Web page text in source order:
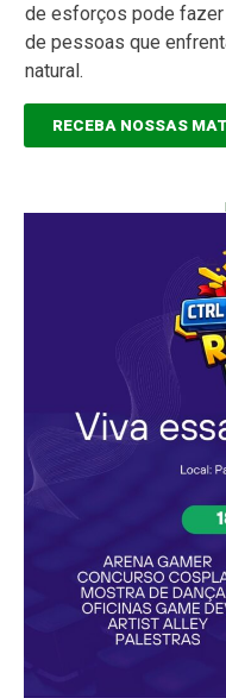
de esforços pode fazer
de pessoas que
natural.
RECEBA NOSSAS